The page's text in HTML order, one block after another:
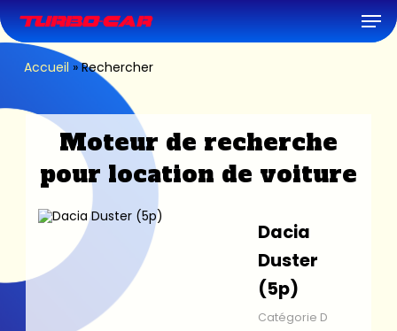
to
main
content
Accueil »Rechercher
Moteur de recherche
pour location de voiture
Dacia
Duster
(5p)
Catégorie D